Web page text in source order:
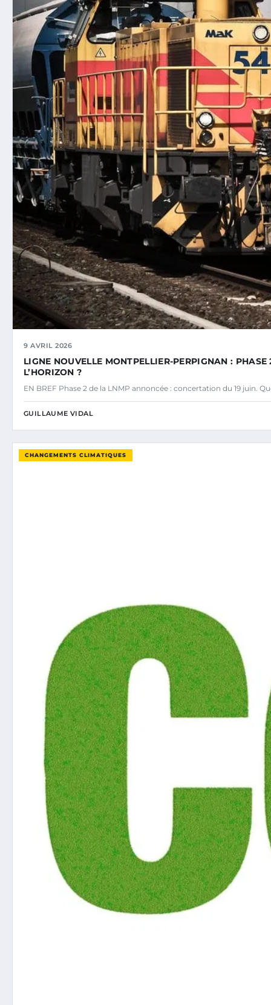
9 AVRIL 2026
LIGNE NOUVELLE MONTPELLIER-PERPIGNAN :
L’HORIZON ?
EN BREF Phase 2 de la LNMP annoncée : concertation du 19 juin.
GUILLAUME VIDAL
CHANGEMENTS CLIMATIQUES